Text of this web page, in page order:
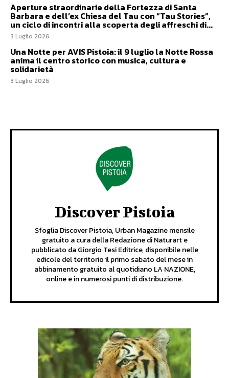
Aperture straordinarie della Fortezza di Santa
Barbara e dell’ex Chiesa del Tau con “Tau Stories”,
un ciclo di incontri alla scoperta degli affreschi di...
3 Luglio 2026
Una Notte per AVIS Pistoia: il 9 luglio la Notte Rossa
anima il centro storico con musica, cultura e
solidarietà
3 Luglio 2026
Discover Pistoia
Sfoglia Discover Pistoia, Urban Magazine mensile
gratuito a cura della Redazione di Naturart e
pubblicato da Giorgio Tesi Editrice, disponibile nelle
edicole del territorio il primo sabato del mese in
abbinamento gratuito al quotidiano LA NAZIONE,
online e in numerosi punti di distribuzione.